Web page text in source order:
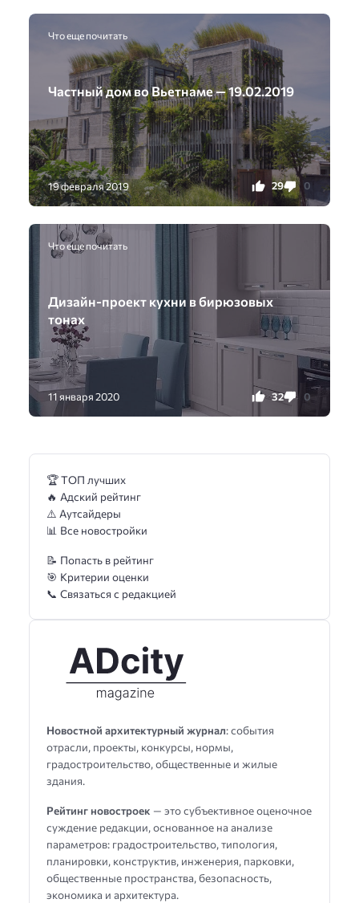
Что еще почитать
Частный дом во Вьетнаме — 19.02.2019
19 февраля 2019 29 0
Что еще почитать
Дизайн-проект кухни в бирюзовых
тонах
11 января 2020 32 0
Новостной архитектурный журнал: события
отрасли, проекты, конкурсы, нормы,
градостроительство, общественные и жилые
здания.
Рейтинг новостроек — это субъективное оценочное
суждение редакции, основанное на анализе
параметров: градостроительство, типология,
планировки, конструктив, инженерия, парковки,
общественные пространства, безопасность,
экономика и архитектура.
🏆 ТОП лучших
🔥 Адский рейтинг
⚠️ Аутсайдеры
📊 Все новостройки
📝 Попасть в рейтинг
🎯 Критерии оценки
📞 Связаться с редакцией